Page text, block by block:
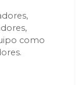
como